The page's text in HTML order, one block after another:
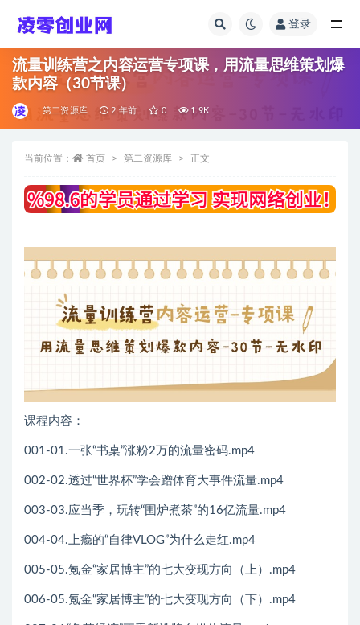
登录
流量训练营之内容运营专项课，用流量思维策划爆
款内容（30节课）
第二资源库 2 年前 0 1.9K
当前位置： 首页 第二资源库 正文
课程内容：
001-01.一张“书桌”涨粉2万的流量密码.mp4
002-02.透过“世界杯”学会蹭体育大事件流量.mp4
003-03.应当季，玩转“围炉煮茶”的16亿流量.mp4
004-04.上瘾的“自律VLOG”为什么走红.mp4
005-05.氪金“家居博主”的七大变现方向（上）.mp4
006-05.氪金“家居博主”的七大变现方向（下）.mp4